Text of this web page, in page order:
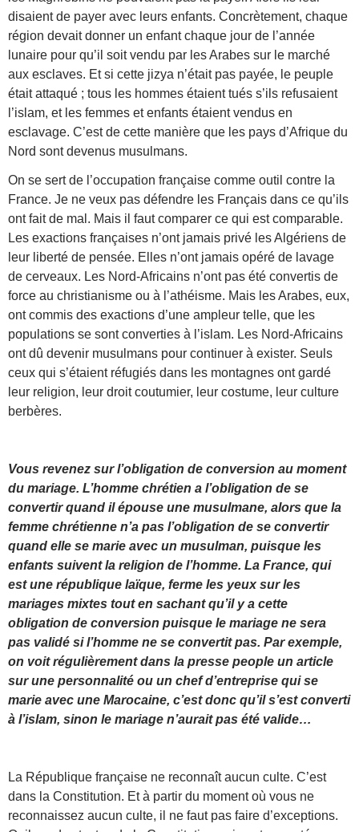
disaient de payer avec leurs enfants. Concrètement, chaque
région devait donner un enfant chaque jour de l’année
lunaire pour qu’il soit vendu par les Arabes sur le marché
aux esclaves. Et si cette jizya n’était pas payée, le peuple
était attaqué ; tous les hommes étaient tués s’ils refusaient
l’islam, et les femmes et enfants étaient vendus en
esclavage. C’est de cette manière que les pays d’Afrique du
Nord sont devenus musulmans.
On se sert de l’occupation française comme outil contre la
France. Je ne veux pas défendre les Français dans ce qu’ils
ont fait de mal. Mais il faut comparer ce qui est comparable.
Les exactions françaises n’ont jamais privé les Algériens de
leur liberté de pensée. Elles n’ont jamais opéré de lavage
de cerveaux. Les Nord-Africains n’ont pas été convertis de
force au christianisme ou à l’athéisme. Mais les Arabes, eux,
ont commis des exactions d’une ampleur telle, que les
populations se sont converties à l’islam. Les Nord-Africains
ont dû devenir musulmans pour continuer à exister. Seuls
ceux qui s’étaient réfugiés dans les montagnes ont gardé
leur religion, leur droit coutumier, leur costume, leur culture
berbères.
Vous revenez sur l’obligation de conversion au moment
du mariage. L’homme chrétien a l’obligation de se
convertir quand il épouse une musulmane, alors que la
femme chrétienne n’a pas l’obligation de se convertir
quand elle se marie avec un musulman, puisque les
enfants suivent la religion de l’homme. La France, qui
est une république laïque, ferme les yeux sur les
mariages mixtes tout en sachant qu’il y a cette
obligation de conversion puisque le mariage ne sera
pas validé si l’homme ne se convertit pas. Par exemple,
on voit régulièrement dans la presse people un article
sur une personnalité ou un chef d’entreprise qui se
marie avec une Marocaine, c’est donc qu’il s’est converti
à l’islam, sinon le mariage n’aurait pas été valide…
La République française ne reconnaît aucun culte. C’est
dans la Constitution. Et à partir du moment où vous ne
reconnaissez aucun culte, il ne faut pas faire d’exceptions.